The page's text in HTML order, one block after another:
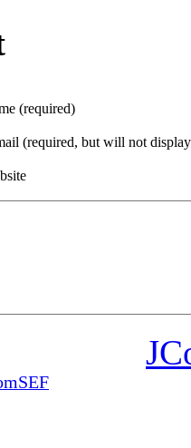
(required)
(required, but will not